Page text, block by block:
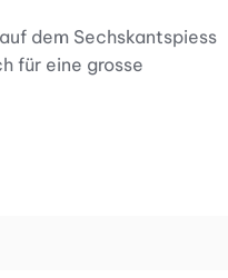
dem Sechskantspiess
für eine grosse
Grillfläche.